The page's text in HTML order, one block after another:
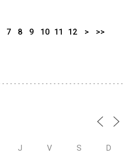
7 8 9 10 11 12 > >>
J V S D